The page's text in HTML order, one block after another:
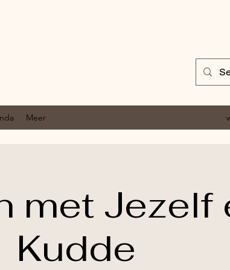
Meer
met Jezelf
Kudde